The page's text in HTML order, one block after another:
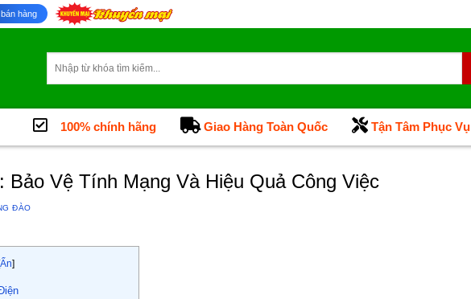
hàng
kiếm:
100% chính hãng Giao Hàng Toàn Quốc Tận Tâm Phục Vụ
Bảo Vệ Tính Mạng Và Hiệu Quả Công Việc
ĐÀO
Ẩn]